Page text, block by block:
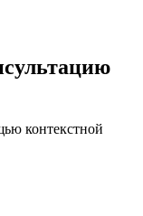
контекстной